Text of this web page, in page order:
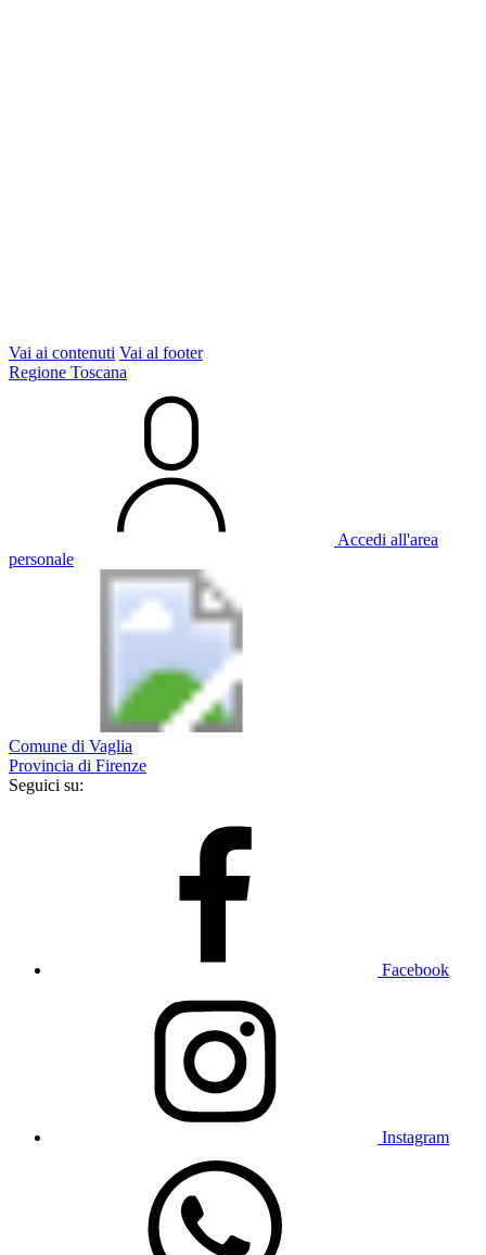
Vai ai contenuti Vai al footer
Regione Toscana
Accedi all'area
personale
Comune di Vaglia
Provincia di Firenze
Seguici su:
Facebook
Instagram